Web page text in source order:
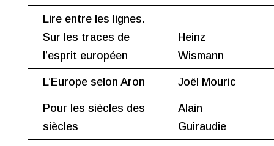
Lire entre les lignes.
Sur les traces de
l’esprit européen
Heinz
Wismann
L’Europe selon Aron Joël Mouric
Pour les siècles des
siècles
Alain
Guiraudie